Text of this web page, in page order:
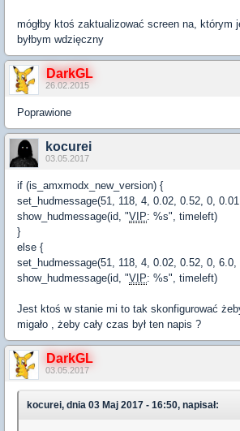
mógłby ktoś zaktualizować screen na, którym
byłbym wdzięczny
DarkGL
26.02.2015
Poprawione
kocurei
03.05.2017
if (is_amxmodx_new_version) {
set_hudmessage(51, 118, 4, 0.02, 0.52, 0,
show_hudmessage(id, "VIP: %s", timeleft)
}
else {
set_hudmessage(51, 118, 4, 0.02, 0.52, 0,
show_hudmessage(id, "VIP: %s", timeleft)
Jest ktoś w stanie mi to tak skonfigurować
migało , żeby cały czas był ten napis ?
DarkGL
03.05.2017
kocurei, dnia 03 Maj 2017 - 16:50, napisał: